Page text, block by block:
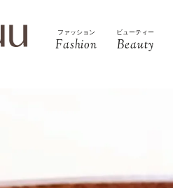
ファッション
Fashion
ビューティー
Beauty